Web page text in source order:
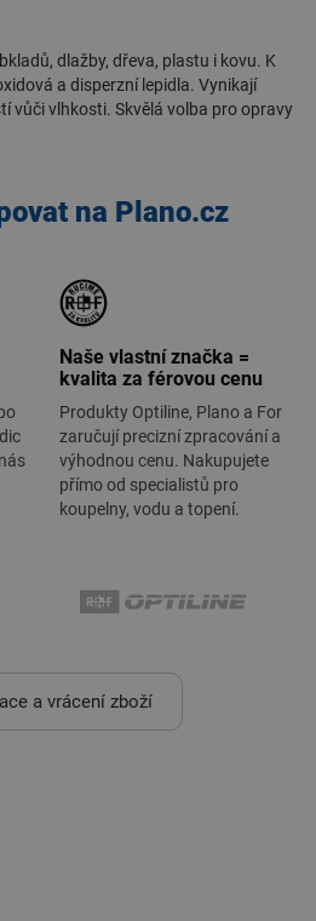
dlažby, dřeva, plastu i kovu. K
a disperzní lepidla. Vynikají
vůči vlhkosti. Skvělá volba pro opravy
na Plano.cz
Naše vlastní značka =
kvalita za férovou cenu
Produkty Optiline, Plano a For
zaručují precizní zpracování a
výhodnou cenu. Nakupujete
přímo od specialistů pro
koupelny, vodu a topení.
a vrácení zboží